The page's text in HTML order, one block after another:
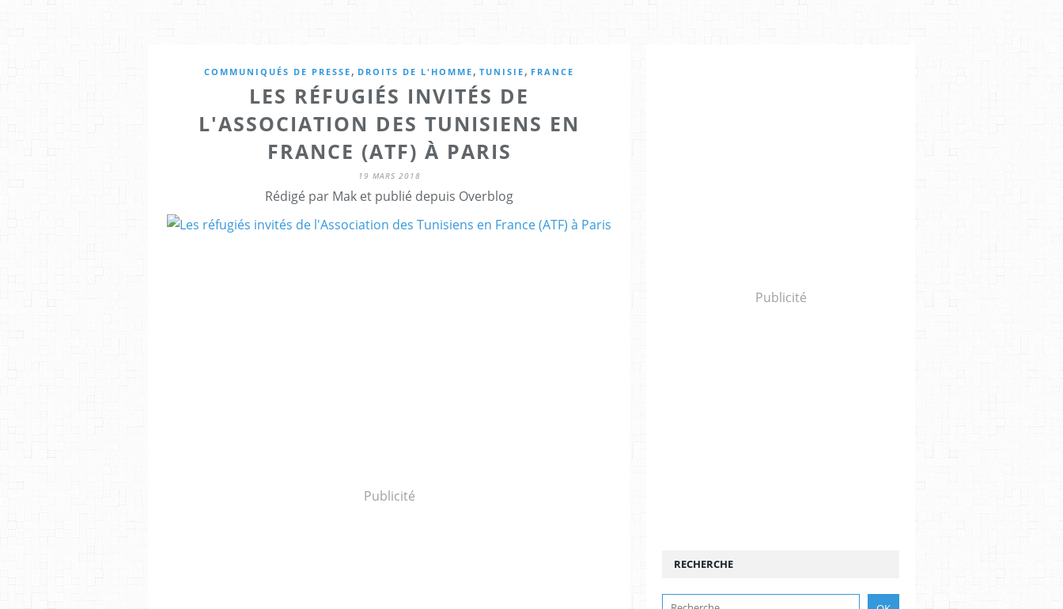
COMMUNIQUÉS DE PRESSE , DROITS DE L'HOMME , TUNISIE , FRANCE
LES RÉFUGIÉS INVITÉS DE
L'ASSOCIATION DES TUNISIENS EN
FRANCE (ATF) À PARIS
19 MARS 2018
Rédigé par Mak et publié depuis Overblog
Publicité
Publicité
RECHERCHE